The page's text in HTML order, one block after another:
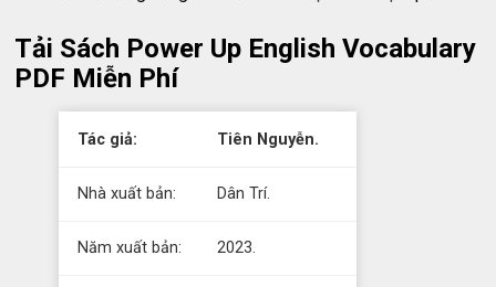
Tải Sách Power Up English Vocabulary
PDF Miễn Phí
Tác giả: Tiên Nguyễn.
Nhà xuất bản: Dân Trí.
Năm xuất bản: 2023.